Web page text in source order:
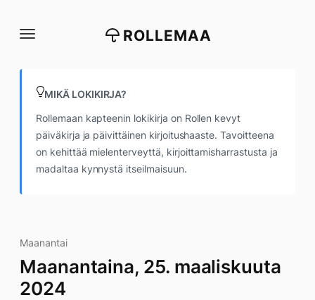
suoraan
ROLLEMAA
MIKÄ LOKIKIRJA?
Rollemaan kapteenin lokikirja on Rollen kevyt
päiväkirja ja päivittäinen kirjoitushaaste. Tavoitteena
on kehittää mielenterveyttä, kirjoittamisharrastusta ja
madaltaa kynnystä itseilmaisuun.
Maanantai
Maanantaina, 25. maaliskuuta
2024